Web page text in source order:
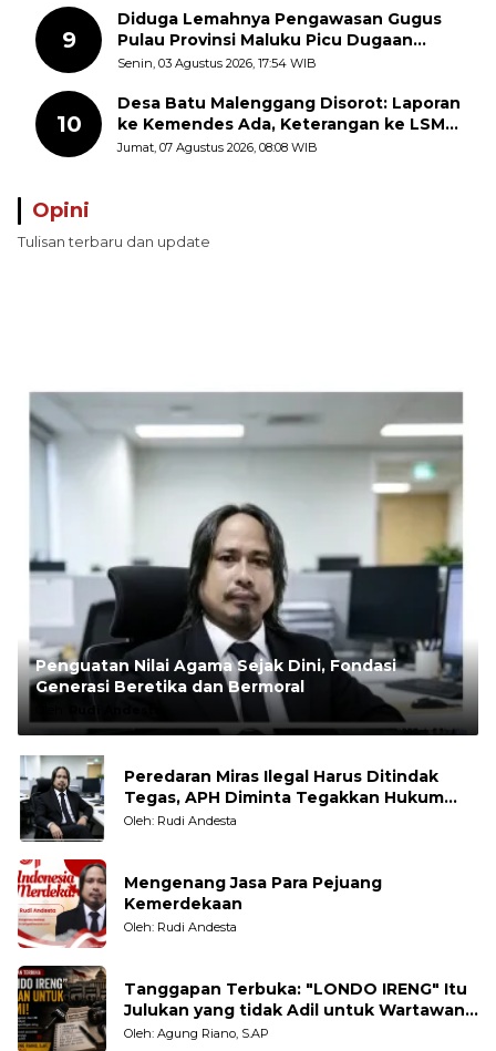
9
Diduga Lemahnya Pengawasan Gugus
Pulau Provinsi Maluku Picu Dugaan
Pungli terhadap Nelayan Bale-Bale di
Senin, 03 Agustus 2026, 17:54 WIB
10
Desa Batu Malenggang Disorot: Laporan
ke Kemendes Ada, Keterangan ke LSM
GMAS Berbeda
Jumat, 07 Agustus 2026, 08:08 WIB
Opini
Tulisan terbaru dan update
Penguatan Nilai Agama Sejak Dini, Fondasi
Generasi Beretika dan Bermoral
Rudi Andesta
Peredaran Miras Ilegal Harus Ditindak
Tegas, APH Diminta Tegakkan Hukum
Tanpa Pandang Bulu
Oleh: Rudi Andesta
Mengenang Jasa Para Pejuang
Kemerdekaan
Oleh: Rudi Andesta
Tanggapan Terbuka: "LONDO IRENG" Itu
Julukan yang tidak Adil untuk Wartawan,
Pengamat dan LSM
Oleh: Agung Riano, S.AP